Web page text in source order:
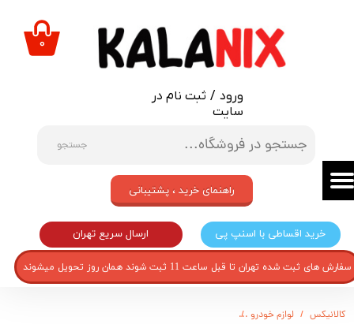
جستجو
ورود / ثبت نام در
سایت
حساب کاربری من
تغییر گذر واژه
خروج از حساب کاربری
۰
خرید اقساطی با اسنپ پی ارسال سریع تهران
راهنمای خرید ، پشتیبانی
سفارش های ثبت شده تهران تا قبل ساعت 11 ثبت شوند همان روز تحویل میشوند
کالانیکس لوازم خودرو